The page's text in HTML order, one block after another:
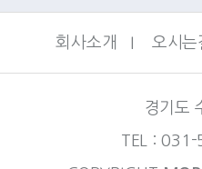
회사소개 I 오시는
경기도
TEL :